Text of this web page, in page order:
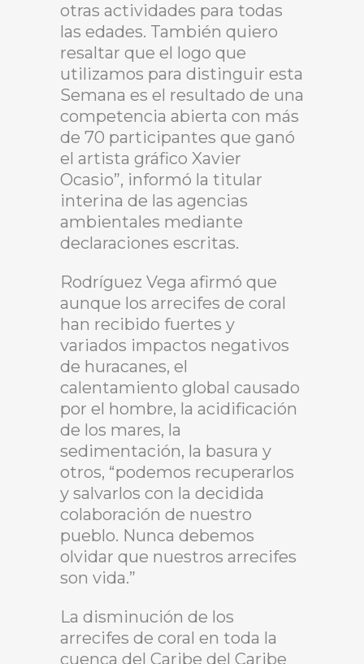
otras actividades para todas
las edades. También quiero
resaltar que el logo que
utilizamos para distinguir esta
Semana es el resultado de una
competencia abierta con más
de 70 participantes que ganó
el artista gráfico Xavier
Ocasio”, informó la titular
interina de las agencias
ambientales mediante
declaraciones escritas.
Rodríguez Vega afirmó que
aunque los arrecifes de coral
han recibido fuertes y
variados impactos negativos
de huracanes, el
calentamiento global causado
por el hombre, la acidificación
de los mares, la
sedimentación, la basura y
otros, “podemos recuperarlos
y salvarlos con la decidida
colaboración de nuestro
pueblo. Nunca debemos
olvidar que nuestros arrecifes
son vida.”
La disminución de los
arrecifes de coral en toda la
cuenca del Caribe del Caribe